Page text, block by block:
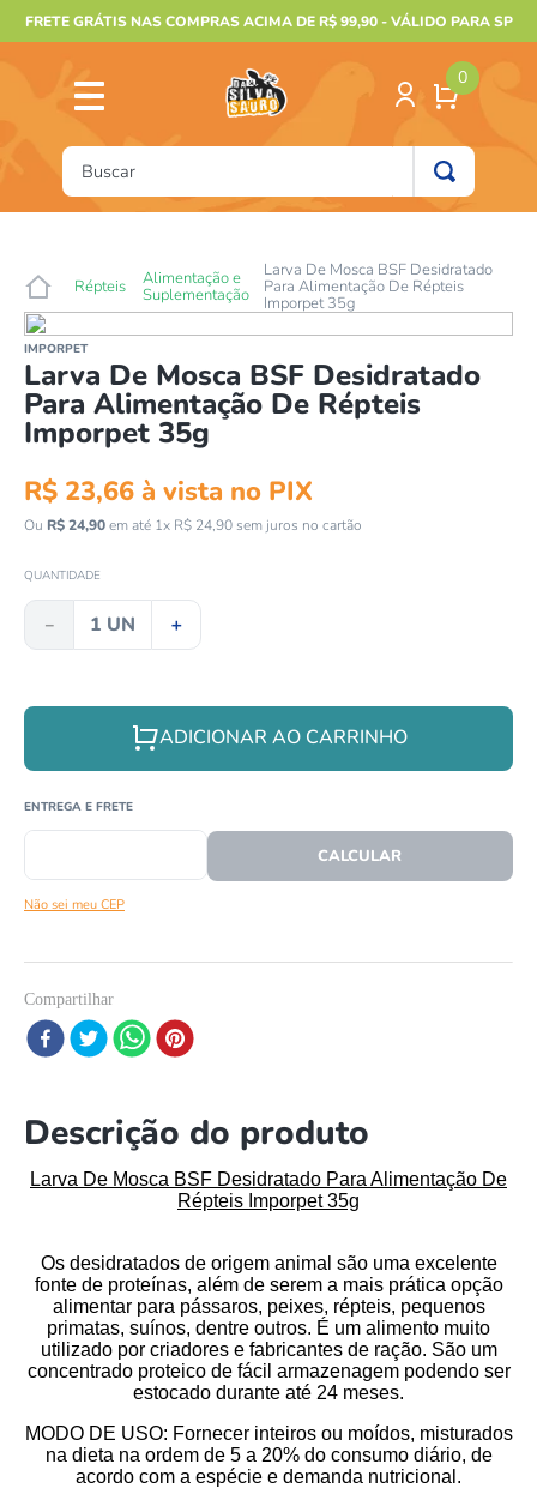
FRETE GRÁTIS NAS COMPRAS ACIMA DE R$ 99,90 - VÁLIDO PARA SP
0
Buscar
Répteis Alimentação e
Suplementação
Larva De Mosca BSF Desidratado
Para Alimentação De Répteis
Imporpet 35g
IMPORPET
Larva De Mosca BSF Desidratado
Para Alimentação De Répteis
Imporpet 35g
R$ 23,66 à vista no PIX
Ou R$24,90em até 1x R$ 24,90sem juros no cartão
QUANTIDADE
＋
－
ADICIONAR AO CARRINHO
Não sei meu CEP
CALCULAR O FRETE
Compartilhar
Descrição do produto
Larva De Mosca BSF Desidratado Para Alimentação De
Répteis Imporpet 35g
Os desidratados de origem animal são uma excelente
fonte de proteínas, além de serem a mais prática opção
alimentar para pássaros, peixes, répteis, pequenos
primatas, suínos, dentre outros. É um alimento muito
utilizado por criadores e fabricantes de ração. São um
concentrado proteico de fácil armazenagem podendo ser
estocado durante até 24 meses.
MODO DE USO: Fornecer inteiros ou moídos, misturados
na dieta na ordem de 5 a 20% do consumo diário, de
acordo com a espécie e demanda nutricional.
2º
animais
3º
gecko
4º
gaiolas bragança